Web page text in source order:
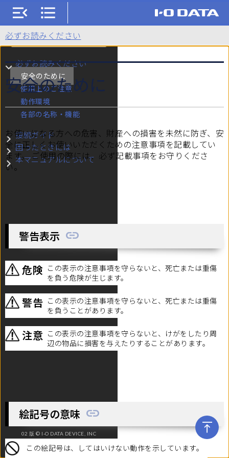
必ずお読みください
安全のために
お使いになる方への危害、財産への損害を未然に防ぎ、安
全に正しくお使いいただくための注意事項を記載してい
ます。 ご使用の際には、必ず記載事項をお守りくださ
い。
警告表示
危険
この表示の注意事項を守らないと、死亡または重傷
を負う危険が生じます。
警告 この表示の注意事項を守らないと、死亡または重傷
を負うことがあります。
注意
この表示の注意事項を守らないと、けがをしたり周
辺の物品に損害を与えたりすることがあります。
絵記号の意味
この絵記号は、してはいけない動作を示しています。
HDCX-UTLBシリーズ
検索
サブメニュー 必ずお読みください
必ずお読みください
安全のために
使用上のご注意
動作環境
各部の名称・機能
サブメニュー 接続ガイド
接続ガイド
サブメニュー 困ったときには
困ったときには
サブメニュー 本マニュアルについて
本マニュアルについて
02 版 © I-O DATA DEVICE, INC